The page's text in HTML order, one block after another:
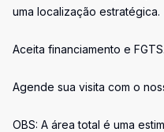
uma localização estratégica.
Aceita financiamento e FGTS.
Agende sua visita com o
OBS: A área total é uma